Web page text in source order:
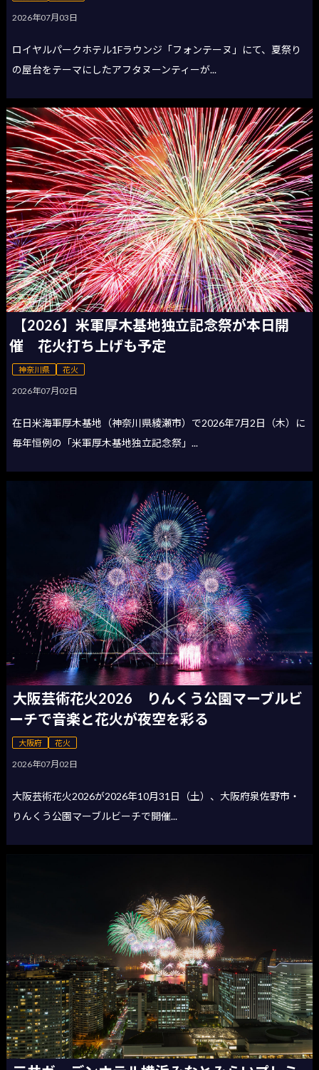
2026年07月03日
ロイヤルパークホテル1Fラウンジ「フォンテーヌ」にて、夏祭り
の屋台をテーマにしたアフタヌーンティーが...
【2026】米軍厚木基地独立記念祭が本日開
催 花火打ち上げも予定
神奈川県 花火
2026年07月02日
在日米海軍厚木基地（神奈川県綾瀬市）で2026年7月2日（木）に
毎年恒例の「米軍厚木基地独立記念祭」...
大阪芸術花火2026 りんくう公園マーブルビ
ーチで音楽と花火が夜空を彩る
大阪府 花火
2026年07月02日
大阪芸術花火2026が2026年10月31日（土）、大阪府泉佐野市・
りんくう公園マーブルビーチで開催...